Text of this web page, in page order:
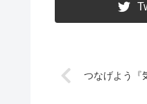
つなげよう『